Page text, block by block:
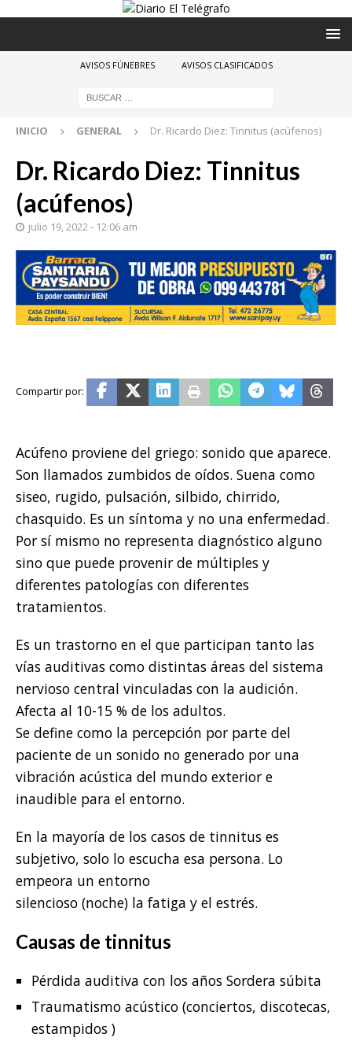
AVISOS FÚNEBRES AVISOS CLASIFICADOS
INICIO GENERAL Dr. Ricardo Diez: Tinnitus (acúfenos)
Dr. Ricardo Diez: Tinnitus
(acúfenos)
julio 19, 2022 - 12:06 am
Acúfeno proviene del griego: sonido que aparece.
Son llamados zumbidos de oídos. Suena como
siseo, rugido, pulsación, silbido, chirrido,
chasquido. Es un síntoma y no una enfermedad.
Por sí mismo no representa diagnóstico alguno
sino que puede provenir de múltiples y
diferentes patologías con diferentes
tratamientos.
Es un trastorno en el que participan tanto las
vías auditivas como distintas áreas del sistema
nervioso central vinculadas con la audición.
Afecta al 10-15 % de los adultos.
Se define como la percepción por parte del
paciente de un sonido no generado por una
vibración acústica del mundo exterior e
inaudible para el entorno.
En la mayoría de los casos de tinnitus es
subjetivo, solo lo escucha esa persona. Lo
empeora un entorno
silencioso (noche) la fatiga y el estrés.
Causas de tinnitus
Pérdida auditiva con los años Sordera súbita
Traumatismo acústico (conciertos, discotecas,
estampidos )